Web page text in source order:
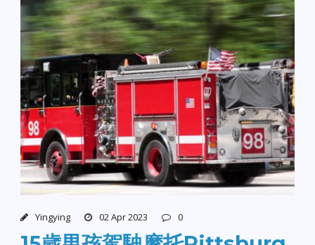
Yingying 02 Apr 2023 0